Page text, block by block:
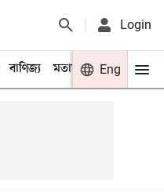
Login
বাণিজ্য মতামত খেলা
Eng